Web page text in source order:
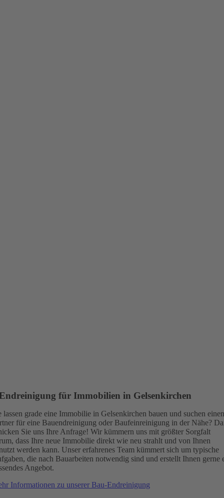
für Immobilien in Gelsenkirchen
lassen grade eine Immobilie in Gelsenkirchen bauen und suchen einen
für eine Bauendreinigung oder Baufeinreinigung in der Nähe?
Sie uns Ihre Anfrage! Wir kümmern uns mit größter Sorgfalt
dass Ihre neue Immobilie direkt wie neu strahlt und von Ihnen
werden kann. Unser erfahrenes Team kümmert sich um typische
die nach Bauarbeiten notwendig sind und erstellt Ihnen gerne
Angebot.
Informationen zu unserer Bau-Endreinigung